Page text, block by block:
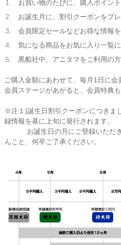
お買い物のたびに、購入ポイント
お誕生月に、割引クーポンをプ
会員限定セールなどお得な情報を
気になる商品をお気に入り一覧に
黒船社中、アニタマをご利用の方
ご購入金額にあわせて、毎月1日に会
会員ステージがあがると、会員特典も
※注１)誕生日割引クーポンにつきま
録情報を基に上旬に発行されます。
お誕生日の月にご登録いただき
んこと、何卒ご了承ください。